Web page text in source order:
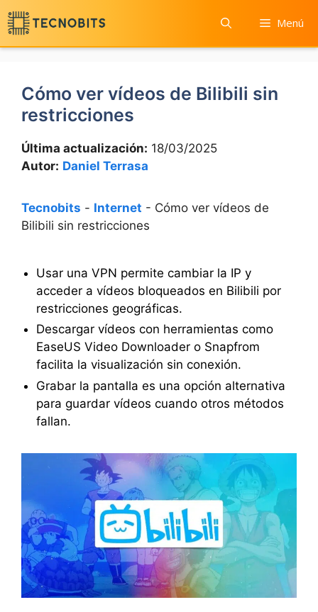
Saltar
al
contenido
Menú
Cómo ver vídeos de Bilibili sin
restricciones
Última actualización: 18/03/2025
Autor: Daniel Terrasa
Tecnobits - Internet - Cómo ver vídeos de
Bilibili sin restricciones
Usar una VPN permite cambiar la IP y
acceder a vídeos bloqueados en Bilibili por
restricciones geográficas.
Descargar vídeos con herramientas como
EaseUS Video Downloader o Snapfrom
facilita la visualización sin conexión.
Grabar la pantalla es una opción alternativa
para guardar vídeos cuando otros métodos
fallan.